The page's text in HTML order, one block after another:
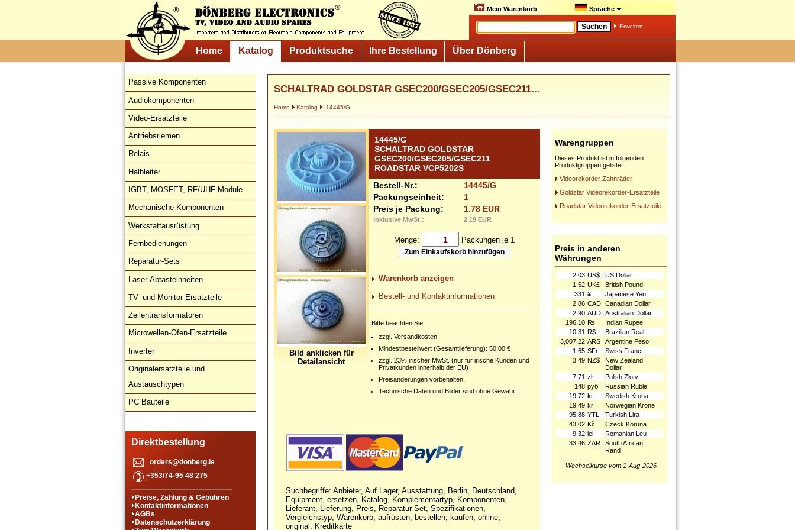
Mein Warenkorb Sprache
Erweitert
Home Katalog Produktsuche Ihre Bestellung Über Dönberg
Passive Komponenten
Audiokomponenten
Video-Ersatzteile
Antriebsriemen
Relais
Halbleiter
IGBT, MOSFET, RF/UHF-Module
Mechanische Komponenten
Werkstattausrüstung
Fernbedienungen
Reparatur-Sets
Laser-Abtasteinheiten
TV- und Monitor-Ersatzteile
Zeilentransformatoren
Microwellen-Ofen-Ersatzteile
Inverter
Originalersatzteile und
Austauschtypen
PC Bauteile
Direktbestellung
orders@donberg.ie
+353/74-95 48 275
Preise, Zahlung & Gebühren
Kontaktinformationen
AGBs
Datenschutzerklärung
SCHALTRAD GOLDSTAR GSEC200/GSEC205/GSEC211...
Home Katalog 14445/G
Bild anklicken für
Detailansicht
14445/G
SCHALTRAD GOLDSTAR
GSEC200/GSEC205/GSEC211
ROADSTAR VCP5202S
Bestell-Nr.:
14445/G
Packungseinheit:
1
Preis je Packung:
1.78 EUR
Inklusive MwSt.: 2.19 EUR
Menge: Packungen je 1
Warenkorb anzeigen
Bestell- und Kontaktinformationen
Bitte beachten Sie:
zzgl. Versandkosten
Mindestbestellwert (Gesamtlieferung): 50,00 €
zzgl. 23% irischer MwSt. (nur für irische Kunden und
Privatkunden innerhalb der EU)
Preisänderungen vorbehalten.
Technische Daten und Bilder sind ohne Gewähr!
Suchbegriffe: Anbieter, Auf Lager, Ausstattung, Berlin, Deutschland,
Equipment, ersetzen, Katalog, Komplementärtyp, Komponenten,
Lieferant, Lieferung, Preis, Reparatur-Set, Spezifikationen,
Vergleichstyp, Warenkorb, aufrüsten, bestellen, kaufen, online,
original, Kreditkarte
Warengruppen
Dieses Produkt ist in folgenden
Produktgruppen gelistet:
Videorekorder Zahnräder
Goldstar Videorekorder-Ersatzteile
Roadstar Videorekorder-Ersatzteile
Preis in anderen
Währungen
2.03 US$
US Dollar
1.52 UK£
British Pound
331 ¥
Japanese Yen
2.86 CAD Canadian Dollar
2.90 AUD Australian Dollar
196.10 ₨
Indian Rupee
10.31 R$
Brazilian Real
3,007.22 ARS
Argentine Peso
1.65 SFr.
Swiss Franc
3.49 NZ$
New Zealand
Dollar
7.71 zł
Polish Złoty
148 руб
Russian Ruble
19.72 kr
Swedish Krona
19.49 kr
Norwegian Krone
95.88 YTL
Turkish Lira
43.02 Kč
Czeck Koruna
9.32 lei
Romanian Leu
33.46 ZAR
South African
Rand
Wechselkurse vom 1-Aug-2026